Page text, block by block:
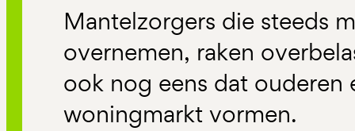
Mantelzorgers die steeds
overnemen, raken
ook nog eens dat
woningmarkt vormen.